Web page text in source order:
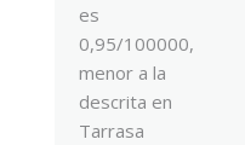
es
0,95/100000,
menor a la
descrita en
Tarrasa